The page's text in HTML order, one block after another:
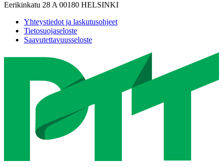
Eerikinkatu 28 A 00180 HELSINKI
Yhteystiedot ja laskutusohjeet
Tietosuojaseloste
Saavutettavuusseloste